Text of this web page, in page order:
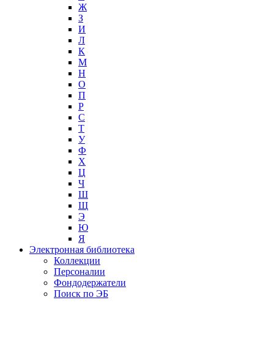
Ж
З
И
Л
К
М
Н
О
П
Р
С
Т
У
Ф
Х
Ц
Ч
Ш
Щ
Э
Ю
Я
Электронная библиотека
Коллекции
Персоналии
Фондодержатели
Поиск по ЭБ